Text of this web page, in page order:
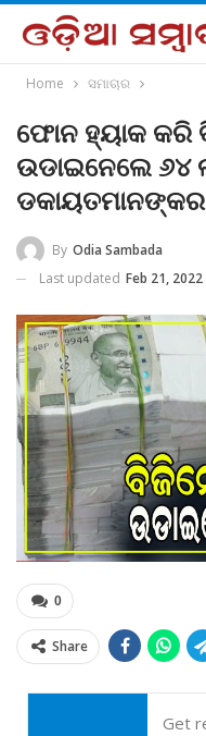
Home ସମାଚାର
ଫୋନ ହ୍ୟାକ କରି
ଉଡାଇନେଲେ ୬୪
ଡକାୟତମାନଙ୍କର
By Odia Sambada
Last updated Feb 21, 2022
0
Share
Get